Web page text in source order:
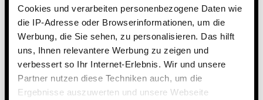
Cookies und verarbeiten personenbezogene Daten wie
die IP-Adresse oder Browserinformationen, um die
Werbung, die Sie sehen, zu personalisieren. Das hilft
uns, Ihnen relevantere Werbung zu zeigen und
verbessert so Ihr Internet-Erlebnis. Wir und unsere
Partner nutzen diese Techniken auch, um die
Ergebnisse auszuwerten und unsere Webseite